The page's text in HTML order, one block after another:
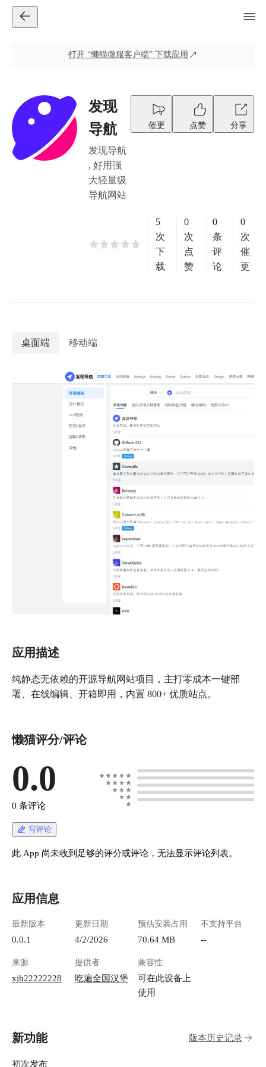
打开 “懒猫微服客户端” 下载应用
发现
导航
发现导航
, 好用强
大轻量级
导航网站
催更 点赞 分享
5
次
下
载
0
次
点
赞
0
条
评
论
0
次
催
更
桌面端 移动端
应用描述
纯静态无依赖的开源导航网站项目，主打零成本一键部
署、在线编辑、开箱即用，内置 800+ 优质站点。
懒猫评分/评论
0.0
0 条评论
写评论
此 App 尚未收到足够的评分或评论，无法显示评论列表。
应用信息
最新版本
0.0.1
更新日期
4/2/2026
预估安装占用
70.64 MB
不支持平台
--
来源
xjh22222228
提供者
吃遍全国汉堡
兼容性
可在此设备上
使用
新功能 版本历史记录
初次发布